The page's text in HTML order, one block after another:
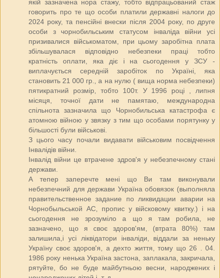
якій зазначена нора стажу, тобто відпрацьований стаж
говорить про те що особи платили державні налоги до
2024 року, та пенсійні внески після 2004 року, по друге
особи з чорнобильським статусом інваліда війни усі
призивалися військоматом, при цьому заробітна плата
збільшувалася відповідно небезпеки праці тобто
кратність оплати, яка діє і на сьогодення у ЗСУ -
виплачується середній заробіток по Україні, яка
становить 21 000 гр., а на нулю ( вища норма небезпеки)
пятикратний розмір, тобто 100т. У 1996 році , липня
місяця, точної дати не памятаю, международна
спільнота зазначила що Чорнобильська катастрофа є
атомною війною у звязку з тим що особами порятунку у
більшості були військові.
З цього часу почали видавати військовим посвідчення
Інвалідів війни.
Інвалід війни це втрачене здров'я у небезпечному стані
держави.
А тепер заперечте мені що Ви там виконували
небезпечний для держави Україна обовязок (выполняла
правительственное задание по ликвидации аварии на
Чорнобыльськой АС, пропис у війсковому квитку.) і на
сьогодення не зрозуміло а що я там робила, не
зазначено, що я своє здоров'ям, (втрата 80%) там
залишила,і усі ліквідатори інваліди, віддали за неньку
Україну своє здоров'я, а дехто життя, тому що 26 . 04.
1986 року ненька Україна застона, заплакала, закричала,
рятуйте, бо не буде майбутньою весни, народжених і